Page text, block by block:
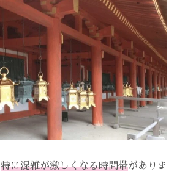
特に混雑が激しくなる時間帯がありま